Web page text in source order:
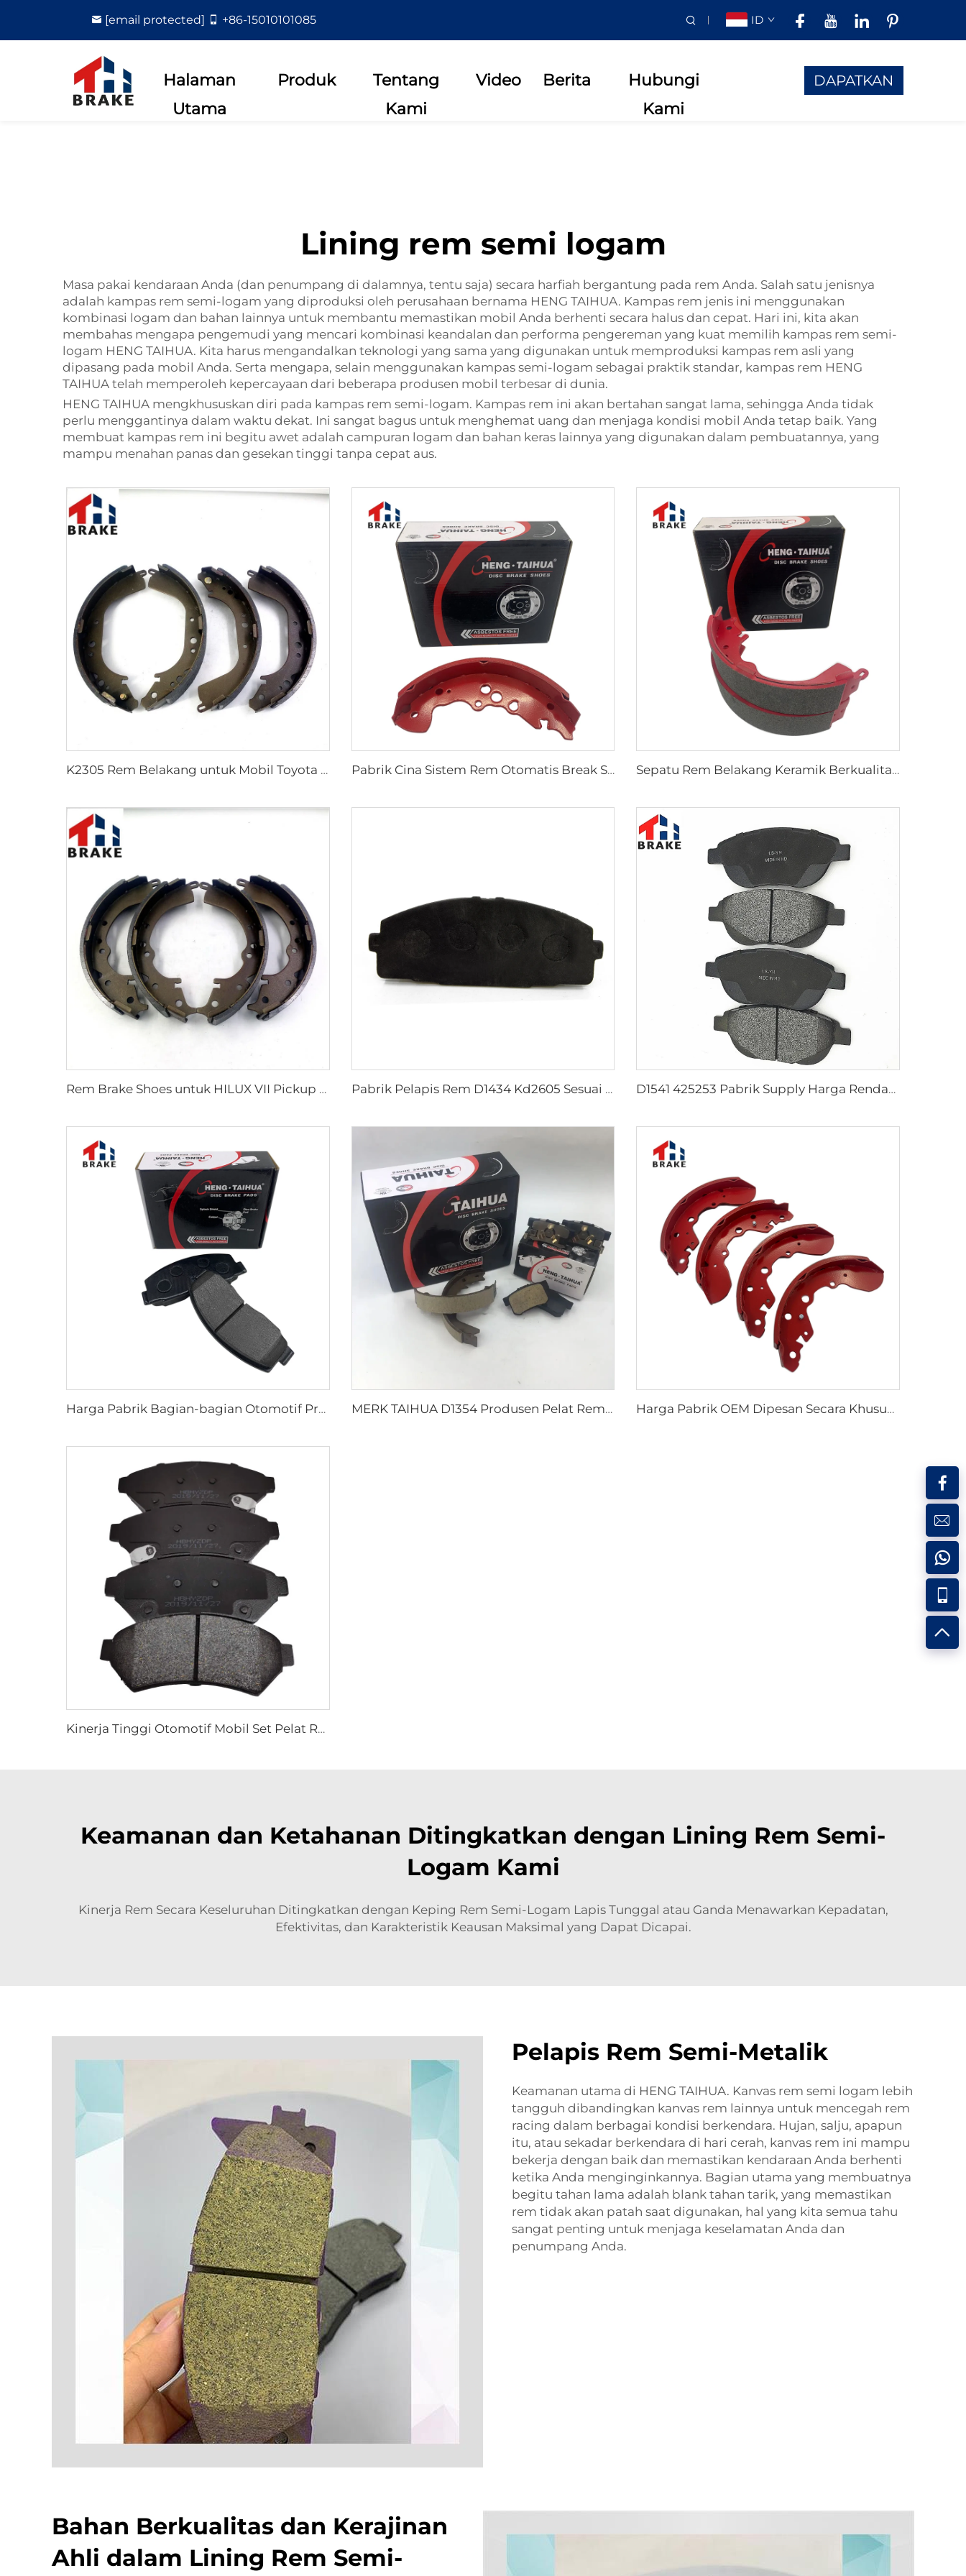
[email protected] +86-15010101085 ID
Halaman
Utama
Produk
Tentang
Kami
Video Berita
Hubungi
Kami
DAPATKAN
Lining rem semi logam
Masa pakai kendaraan Anda (dan penumpang di dalamnya, tentu saja) secara harfiah bergantung pada rem Anda. Salah satu jenisnya
adalah kampas rem semi-logam yang diproduksi oleh perusahaan bernama HENG TAIHUA. Kampas rem jenis ini menggunakan
kombinasi logam dan bahan lainnya untuk membantu memastikan mobil Anda berhenti secara halus dan cepat. Hari ini, kita akan
membahas mengapa pengemudi yang mencari kombinasi keandalan dan performa pengereman yang kuat memilih kampas rem semi-
logam HENG TAIHUA. Kita harus mengandalkan teknologi yang sama yang digunakan untuk memproduksi kampas rem asli yang
dipasang pada mobil Anda. Serta mengapa, selain menggunakan kampas semi-logam sebagai praktik standar, kampas rem HENG
TAIHUA telah memperoleh kepercayaan dari beberapa produsen mobil terbesar di dunia.
HENG TAIHUA mengkhususkan diri pada kampas rem semi-logam. Kampas rem ini akan bertahan sangat lama, sehingga Anda tidak
perlu menggantinya dalam waktu dekat. Ini sangat bagus untuk menghemat uang dan menjaga kondisi mobil Anda tetap baik. Yang
membuat kampas rem ini begitu awet adalah campuran logam dan bahan keras lainnya yang digunakan dalam pembuatannya, yang
mampu menahan panas dan gesekan tinggi tanpa cepat aus.
K2305 Rem Belakang untuk Mobil Toyota 04495-35151 Pabrik Cina Sistem Rem Otomatis Break Shoe Rem Mobil Sepatu Rem Belakang Keramik Berkualitas Terbaik untuk Pickup HILUX VI
Rem Brake Shoes untuk HILUX VII Pickup OEM 04495-0K010 04495-28090 Pabrik Pelapis Rem D1434 Kd2605 Sesuai untuk Bus HIACE IV Toyota D1541 425253 Pabrik Supply Harga Rendah Aksesori Rem Cakram untuk peugeot 207 307
Harga Pabrik Bagian-bagian Otomotif Produsen Pelat Belakang Cakram Rem D2026 untuk Mobil Jepang MERK TAIHUA D1354 Produsen Pelat Rem Belakang Keramik Mobil Pembuatan Harga Pabrik OEM Dipesan Secara Khusus Semi Truk Mobil Rem Drum Sepatu untuk coaster SUZUKI
Kinerja Tinggi Otomotif Mobil Set Pelat Rem Keramik D1075 untuk PONTIAC
Keamanan dan Ketahanan Ditingkatkan dengan Lining Rem Semi-
Logam Kami
Kinerja Rem Secara Keseluruhan Ditingkatkan dengan Keping Rem Semi-Logam Lapis Tunggal atau Ganda Menawarkan Kepadatan,
Efektivitas, dan Karakteristik Keausan Maksimal yang Dapat Dicapai.
Pelapis Rem Semi-Metalik
Keamanan utama di HENG TAIHUA. Kanvas rem semi logam lebih
tangguh dibandingkan kanvas rem lainnya untuk mencegah rem
racing dalam berbagai kondisi berkendara. Hujan, salju, apapun
itu, atau sekadar berkendara di hari cerah, kanvas rem ini mampu
bekerja dengan baik dan memastikan kendaraan Anda berhenti
ketika Anda menginginkannya. Bagian utama yang membuatnya
begitu tahan lama adalah blank tahan tarik, yang memastikan
rem tidak akan patah saat digunakan, hal yang kita semua tahu
sangat penting untuk menjaga keselamatan Anda dan
penumpang Anda.
Bahan Berkualitas dan Kerajinan
Ahli dalam Lining Rem Semi-